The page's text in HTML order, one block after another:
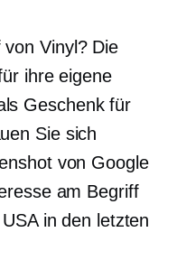
Vinyl? Die
ihre eigene
Geschenk für
Sie sich
von Google
am Begriff
in den letzten